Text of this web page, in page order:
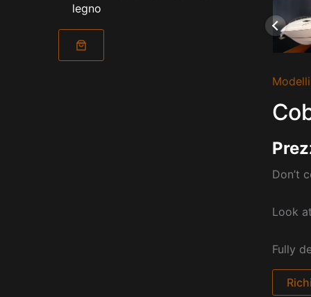
legno
Don’t
Look
Fully